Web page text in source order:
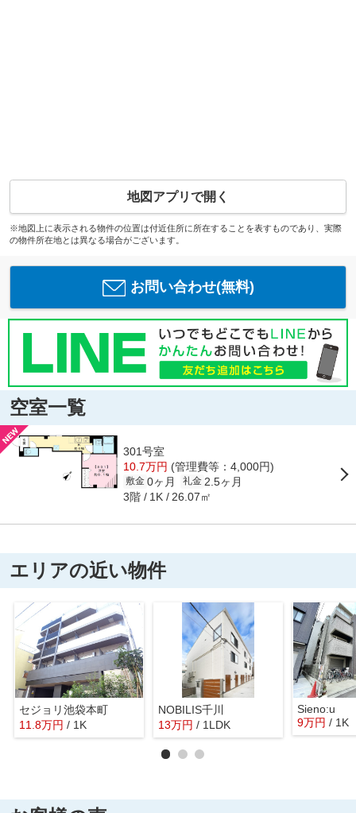
地図アプリで開く
※地図上に表示される物件の位置は付近住所に所在することを表すものであり、実際
の物件所在地とは異なる場合がございます。
お問い合わせ(無料)
空室一覧
301号室
10.7万円 (管理費等：4,000円)
敷金 0ヶ月 礼金 2.5ヶ月
3階 1K 26.07㎡
エリアの近い物件
セジョリ池袋本町
11.8万円 / 1K
NOBILIS千川
13万円 / 1LDK
Sieno:u
9万円 / 1K